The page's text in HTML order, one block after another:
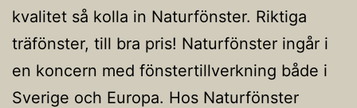
kvalitet så kolla in Naturfönster. Riktiga
träfönster, till bra pris! Naturfönster ingår i
en koncern med fönstertillverkning både i
Sverige och Europa. Hos Naturfönster